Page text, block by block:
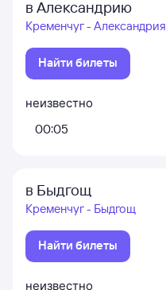
в Александрию
Кременчуг - Александрия
Найти билеты
неизвестно
00:05
в Быдгощ
Кременчуг - Быдгощ
Найти билеты
неизвестно